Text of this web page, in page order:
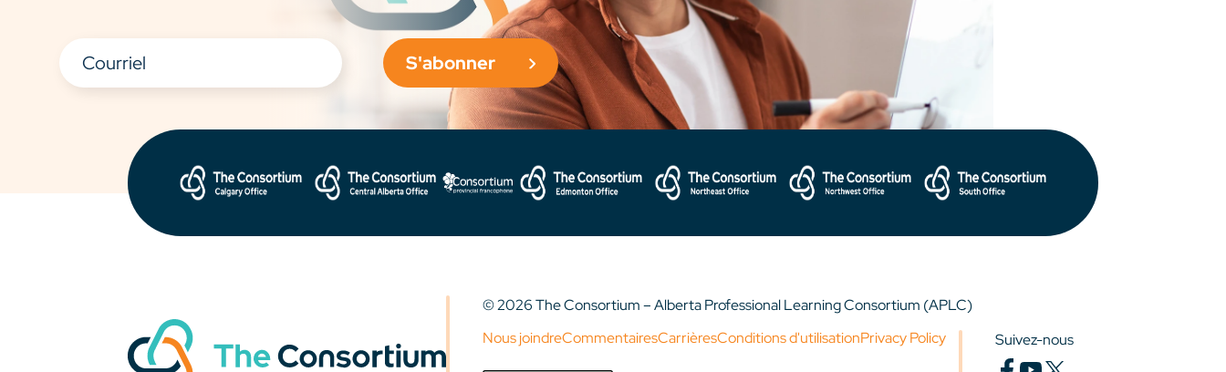
S'abonner
© 2026 The Consortium – Alberta Professional Learning Consortium (APLC)
Nous joindreCommentairesCarrièresConditions d'utilisationPrivacy Policy Suivez-nous